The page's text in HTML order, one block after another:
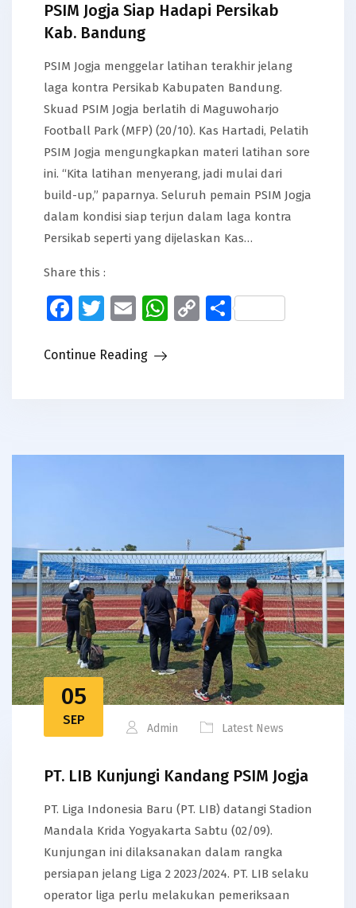
PSIM Jogja Siap Hadapi Persikab
Kab. Bandung
PSIM Jogja menggelar latihan terakhir jelang
laga kontra Persikab Kabupaten Bandung.
Skuad PSIM Jogja berlatih di Maguwoharjo
Football Park (MFP) (20/10). Kas Hartadi, Pelatih
PSIM Jogja mengungkapkan materi latihan sore
ini. “Kita latihan menyerang, jadi mulai dari
build-up,” paparnya. Seluruh pemain PSIM Jogja
dalam kondisi siap terjun dalam laga kontra
Persikab seperti yang dijelaskan Kas…
Share this :
Facebook
Twitter
EmailWhatsApp
CopyShare
Continue Reading
05
SEP
Admin Latest News
PT. LIB Kunjungi Kandang PSIM Jogja
PT. Liga Indonesia Baru (PT. LIB) datangi Stadion
Mandala Krida Yogyakarta Sabtu (02/09).
Kunjungan ini dilaksanakan dalam rangka
persiapan jelang Liga 2 2023/2024. PT. LIB selaku
operator liga perlu melakukan pemeriksaan